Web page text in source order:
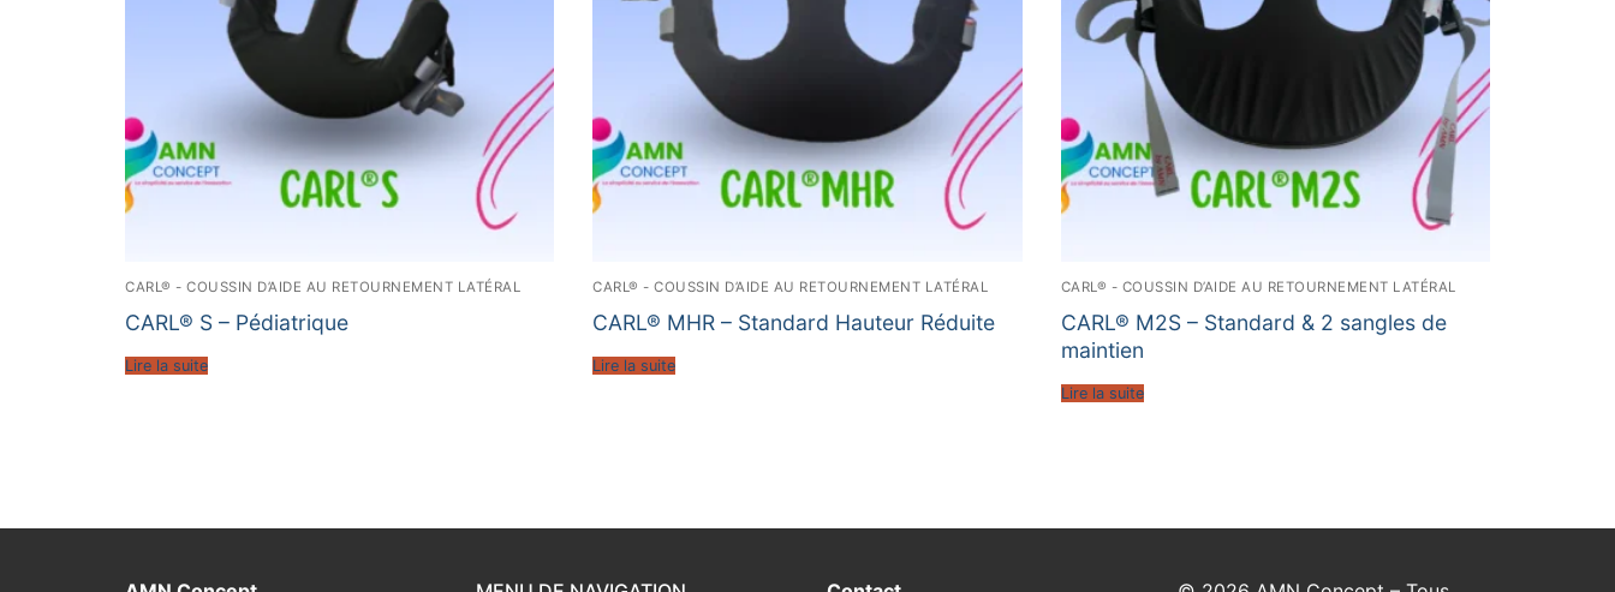
CARL® - COUSSIN D’AIDE AU RETOURNEMENT LATÉRAL
CARL® S – Pédiatrique
Lire la suite
CARL® - COUSSIN D’AIDE AU RETOURNEMENT LATÉRAL
CARL® MHR – Standard Hauteur Réduite
Lire la suite
CARL® - COUSSIN D’AIDE AU RETOURNEMENT LATÉRAL
CARL® M2S – Standard & 2 sangles de
maintien
Lire la suite